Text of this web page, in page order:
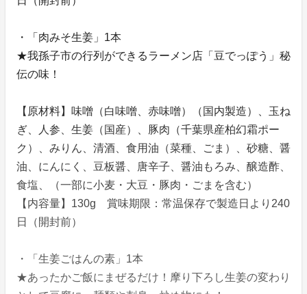
・「肉みそ生姜」1本
★我孫子市の行列ができるラーメン店「豆でっぽう」秘
伝の味！
【原材料】味噌（白味噌、赤味噌）（国内製造）、玉ね
ぎ、人参、生姜（国産）、豚肉（千葉県産柏幻霜ポー
ク）、みりん、清酒、食用油（菜種、ごま）、砂糖、醤
油、にんにく、豆板醤、唐辛子、醤油もろみ、醸造酢、
食塩、（一部に小麦・大豆・豚肉・ごまを含む）
【内容量】130g 賞味期限：常温保存で製造日より240
日（開封前）
・「生姜ごはんの素」1本
★あったかご飯にまぜるだけ！摩り下ろし生姜の変わり